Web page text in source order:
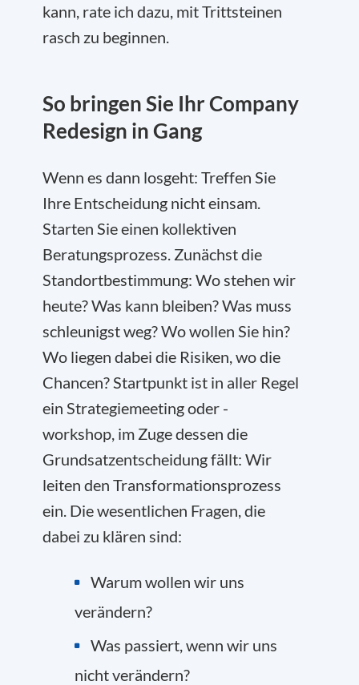
kann, rate ich dazu, mit Trittsteinen
rasch zu beginnen.
So bringen Sie Ihr Company
Redesign in Gang
Wenn es dann losgeht: Treffen Sie
Ihre Entscheidung nicht einsam.
Starten Sie einen kollektiven
Beratungsprozess. Zunächst die
Standortbestimmung: Wo stehen wir
heute? Was kann bleiben? Was muss
schleunigst weg? Wo wollen Sie hin?
Wo liegen dabei die Risiken, wo die
Chancen? Startpunkt ist in aller Regel
ein Strategiemeeting oder -
workshop, im Zuge dessen die
Grundsatzentscheidung fällt: Wir
leiten den Transformationsprozess
ein. Die wesentlichen Fragen, die
dabei zu klären sind:
Warum wollen wir uns
verändern?
Was passiert, wenn wir uns
nicht verändern?